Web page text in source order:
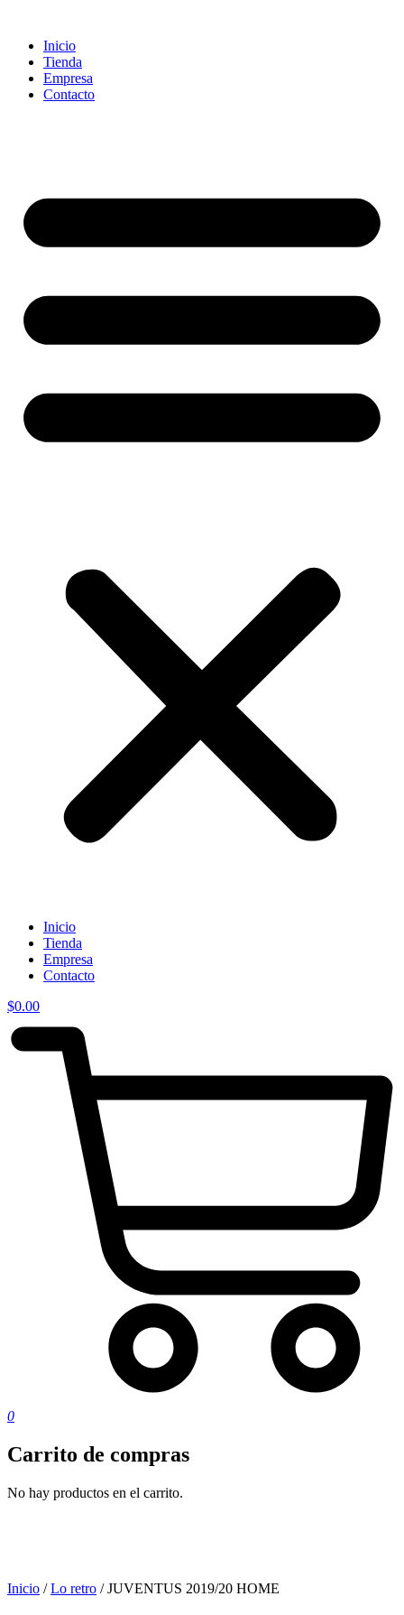
contenido
Inicio
Tienda
Empresa
Contacto
Inicio
Tienda
Empresa
Contacto
$0.00
0
Carrito de compras
No hay productos en el carrito.
Inicio /Lo retro / JUVENTUS 2019/20 HOME